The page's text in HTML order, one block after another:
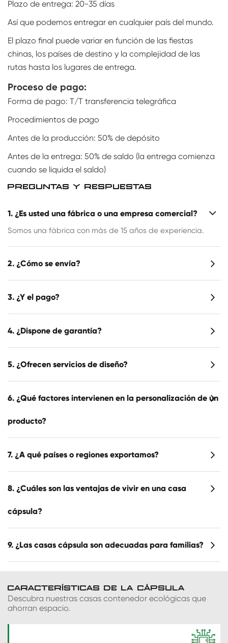
Plazo de entrega: 20-35 días
Así que podemos entregar en cualquier país del mundo.
El plazo final puede variar en función de las fiestas
chinas, los países de destino y la complejidad de las
rutas hasta los lugares de entrega.
Proceso de pago:
Forma de pago: T/T transferencia telegráfica
Procedimientos de pago
Antes de la producción: 50% de depósito
Antes de la entrega: 50% de saldo (la entrega comienza
cuando se liquida el saldo)
PREGUNTAS Y RESPUESTAS
1. ¿Es usted una fábrica o una empresa comercial?
Somos una fábrica con más de 15 años de experiencia.
2. ¿Cómo se envía?
3. ¿Y el pago?
4. ¿Dispone de garantía?
5. ¿Ofrecen servicios de diseño?
6. ¿Qué factores intervienen en la personalización de un
producto?
7. ¿A qué países o regiones exportamos?
8. ¿Cuáles son las ventajas de vivir en una casa
cápsula?
9. ¿Las casas cápsula son adecuadas para familias?
CARACTERÍSTICAS DE LA CÁPSULA
Descubra nuestras casas contenedor ecológicas que
ahorran espacio.